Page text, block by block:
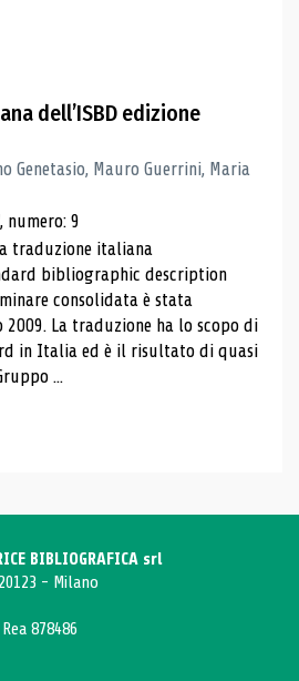
dell’ISBD edizione
Genetasio, Mauro Guerrini, Maria
numero: 9
traduzione italiana
bibliographic description
consolidata è stata
La traduzione ha lo scopo di
in Italia ed è il risultato di quasi
...
BIBLIOGRAFICA srl
- Milano
878486